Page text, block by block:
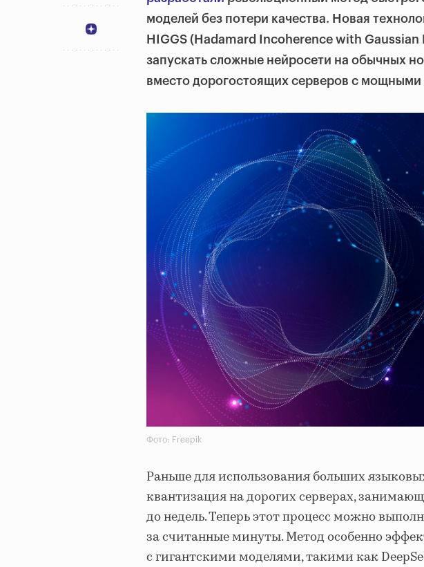
моделей без потери качества. Новая
HIGGS (Hadamard Incoherence with Gaussian
запускать сложные нейросети на обычных
вместо дорогостоящих серверов с мощными
Фото: Freepik
Раньше для использования больших
квантизация на дорогих серверах,
до недель. Теперь этот процесс можно
за считанные минуты. Метод особенно
с гигантскими моделями, такими как